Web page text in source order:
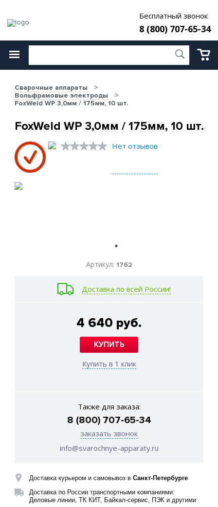
Бесплатный звонок
8 (800) 707-65-34
Сварочные аппараты
Вольфрамовые электроды
FoxWeld WP 3,0мм / 175мм, 10 шт.
FoxWeld WP 3,0мм / 175мм, 10 шт.
Нет отзывов
Артикул: 1762
Доставка по всей России!
4 640 руб.
КУПИТЬ
Купить в 1 клик
Также для заказа:
8 (800) 707-65-34
заказать звонок
info@svarochnye-apparaty.ru
Доставка курьером и самовывоз в Санкт-Петербурге
Доставка по России транспортными компаниями:
Деловые линии, ТК КИТ, Байкал-сервис, ПЭК и другими